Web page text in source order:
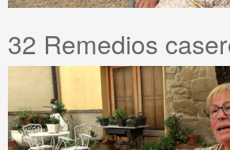
32 Remedios